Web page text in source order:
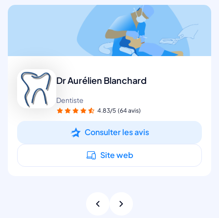
Dr Aurélien Blanchard
Dentiste
4.83/5 (64 avis)
Consulter les avis
Site web